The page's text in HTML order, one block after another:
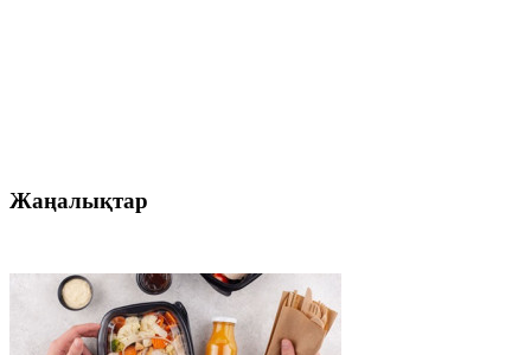
Жаңалықтар